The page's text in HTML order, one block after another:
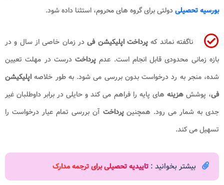
بورسیه تحصیلیدولتی برای گروه های محروم، استثنا داده شود.
ناگفته نماند که پرداخت اپلیکیشن فیدر زمان خاصی از سال و در
بازه زمانی محدودی قابل انجام است. عدم پرداختدرست در مهلت تعیین
شده، منجر به رد درخواست بدون بررسی می شود. به طور خلاصه اپلیکیشن
فی، پوششهزینه های پایه را فراهم می کند و حایلی در برابر داوطلبان غیر
جدی به شمار می رود. همچنینپرداختآن بررسی تمام عیار درخواست را
تسهیل می کند.
بیشتر بخوانید : تاییدیه تحصیلی برای ترجمه مدارک